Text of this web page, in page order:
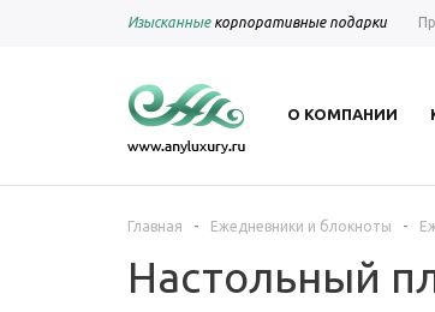
Изысканныекорпоративные подарки
О КОМПАНИИ
Главная - Ежедневники и блокноты -
Настольный